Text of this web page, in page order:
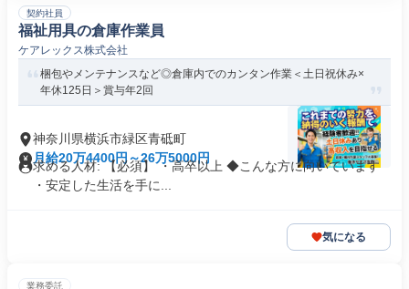
契約社員
福祉用具の倉庫作業員
ケアレックス株式会社
梱包やメンテナンスなど◎倉庫内でのカンタン作業＜土日祝休み×
年休125日＞賞与年2回
神奈川県横浜市緑区青砥町
月給20万4400円～26万5000円
求める人材: 【必須】 ・高卒以上 ◆こんな方に向いています
・安定した生活を手に...
気になる
業務委託